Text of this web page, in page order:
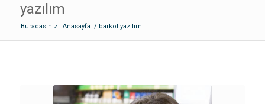
yazılım
Buradasınız: Anasayfa / barkot yazılım